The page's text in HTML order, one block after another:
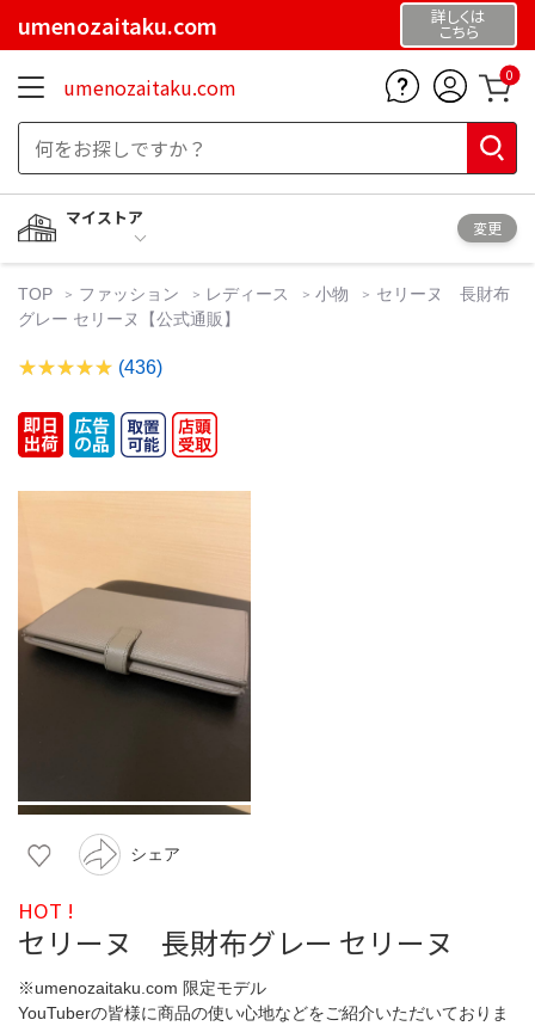
umenozaitaku.com 詳しくは
こちら
umenozaitaku.com 0
マイストア
変更
TOP ファッション レディース 小物
セリーヌ 長財布
グレー セリーヌ【公式通販】
(436)
シェア
HOT !
セリーヌ 長財布グレー セリーヌ
※umenozaitaku.com 限定モデル
YouTuberの皆様に商品の使い心地などをご紹介いただいておりま